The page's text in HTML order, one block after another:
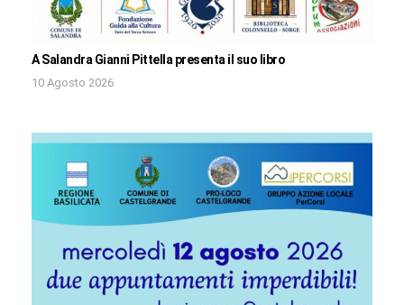
A Salandra Gianni Pittella presenta il suo libro
10 Agosto 2026